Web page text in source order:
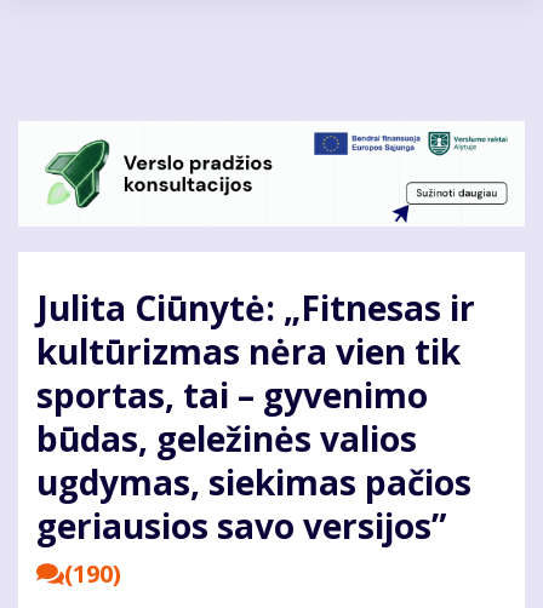
Julita Ciūnytė: „Fitnesas ir
kultūrizmas nėra vien tik
sportas, tai – gyvenimo
būdas, geležinės valios
ugdymas, siekimas pačios
geriausios savo versijos”
(190)